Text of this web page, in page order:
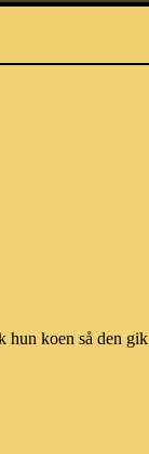
hun koen så den gik